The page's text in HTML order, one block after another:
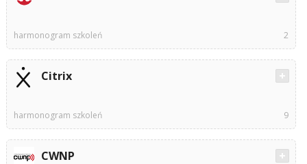
harmonogram szkoleń 2
Citrix
harmonogram szkoleń 9
CWNP